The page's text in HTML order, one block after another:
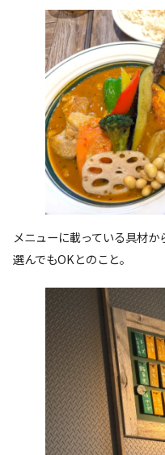
メニューに載っている具材
選んでもOKとのこと。